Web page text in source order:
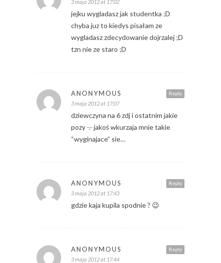
3 maja 2012 at 17:02
jejku wygladasz jak studentka ;D
chyba juz to kiedys pisałam ze
wygladasz zdecydowanie dojrzalej ;D
tzn nie ze staro ;D
Reply
ANONYMOUS
3 maja 2012 at 17:07
dziewczyna na 6 zdj i ostatnim jakie
pozy -.- jakoś wkurzaja mnie takie
“wyginajace” sie…
Reply
ANONYMOUS
3 maja 2012 at 17:43
gdzie kaja kupila spodnie ? 😉
Reply
ANONYMOUS
3 maja 2012 at 17:44